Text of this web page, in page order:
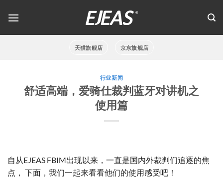
天猫旗舰店 京东旗舰店
行业新闻
舒适高端，爱骑仕裁判蓝牙对讲机之
使用篇
自从EJEAS FBIM出现以来，一直是国内外裁判们追逐的焦
点， 下面，我们一起来看看他们的使用感受吧！